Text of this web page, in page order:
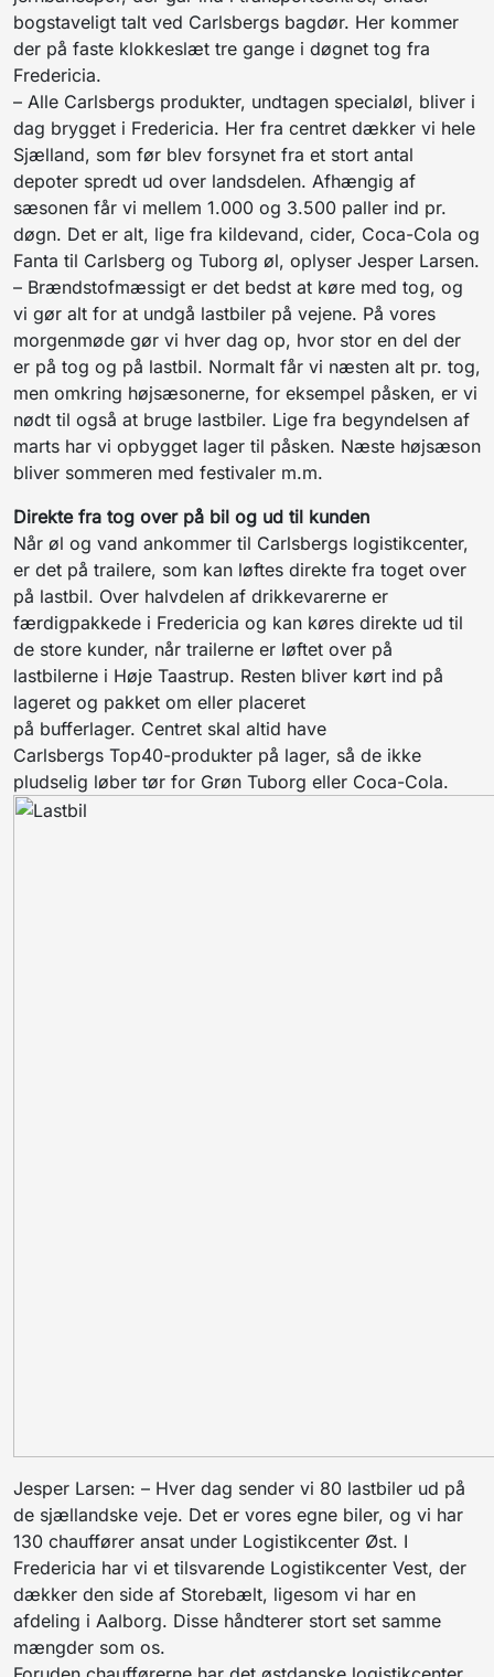
bogstaveligt talt ved Carlsbergs bagdør. Her kommer
der på faste klokkeslæt tre gange i døgnet tog fra
Fredericia.
– Alle Carlsbergs produkter, undtagen specialøl, bliver i
dag brygget i Fredericia. Her fra centret dækker vi hele
Sjælland, som før blev forsynet fra et stort antal
depoter spredt ud over landsdelen. Afhængig af
sæsonen får vi mellem 1.000 og 3.500 paller ind pr.
døgn. Det er alt, lige fra kildevand, cider, Coca-Cola og
Fanta til Carlsberg og Tuborg øl, oplyser Jesper Larsen.
– Brændstofmæssigt er det bedst at køre med tog, og
vi gør alt for at undgå lastbiler på vejene. På vores
morgenmøde gør vi hver dag op, hvor stor en del der
er på tog og på lastbil. Normalt får vi næsten alt pr. tog,
men omkring højsæsonerne, for eksempel påsken, er vi
nødt til også at bruge lastbiler. Lige fra begyndelsen af
marts har vi opbygget lager til påsken. Næste højsæson
bliver sommeren med festivaler m.m.
Direkte fra tog over på bil og ud til kunden
Når øl og vand ankommer til Carlsbergs logistikcenter,
er det på trailere, som kan løftes direkte fra toget over
på lastbil. Over halvdelen af drikkevarerne er
færdigpakkede i Fredericia og kan køres direkte ud til
de store kunder, når trailerne er løftet over på
lastbilerne i Høje Taastrup. Resten bliver kørt ind på
lageret og pakket om eller placeret
på bufferlager. Centret skal altid have
Carlsbergs Top40-produkter på lager, så de ikke
pludselig løber tør for Grøn Tuborg eller Coca-Cola.
Jesper Larsen: – Hver dag sender vi 80 lastbiler ud på
de sjællandske veje. Det er vores egne biler, og vi har
130 chauffører ansat under Logistikcenter Øst. I
Fredericia har vi et tilsvarende Logistikcenter Vest, der
dækker den side af Storebælt, ligesom vi har en
afdeling i Aalborg. Disse håndterer stort set samme
mængder som os.